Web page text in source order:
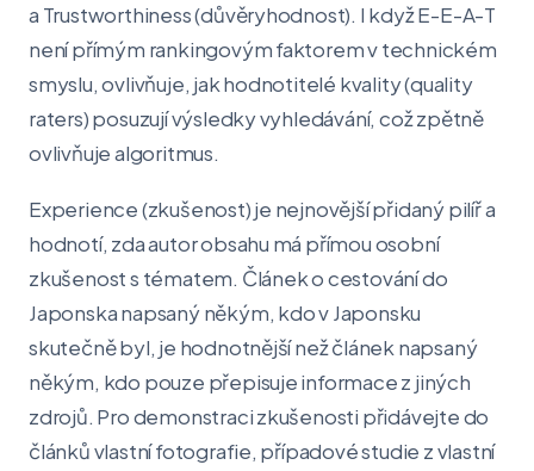
a Trustworthiness (důvěryhodnost). I když E-E-A-T
není přímým rankingovým faktorem v technickém
smyslu, ovlivňuje, jak hodnotitelé kvality (quality
raters) posuzují výsledky vyhledávání, což zpětně
ovlivňuje algoritmus.
Experience (zkušenost) je nejnovější přidaný pilíř a
hodnotí, zda autor obsahu má přímou osobní
zkušenost s tématem. Článek o cestování do
Japonska napsaný někým, kdo v Japonsku
skutečně byl, je hodnotnější než článek napsaný
někým, kdo pouze přepisuje informace z jiných
zdrojů. Pro demonstraci zkušenosti přidávejte do
článků vlastní fotografie, případové studie z vlastní